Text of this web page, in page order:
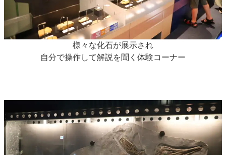
様々な化石が展示され
自分で操作して解説を聞く体験コーナー